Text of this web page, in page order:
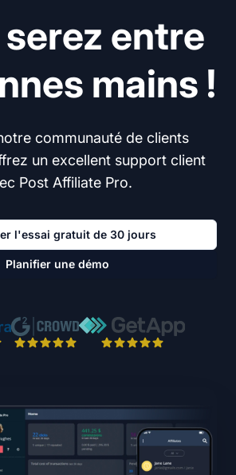
entre
mains !
communauté de clients
un excellent support client
Post Affiliate Pro.
l'essai gratuit de 30 jours
Planifier une démo